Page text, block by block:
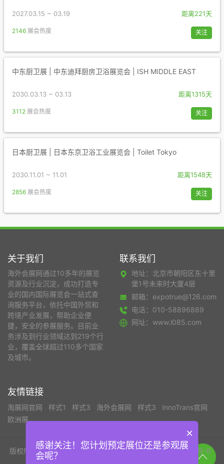
2027.03.15 ~ 03.19 距离221天
2146 展会热度 关注
中东厨卫展 | 中东迪拜厨房卫浴展览会 | ISH MIDDLE EAST
2030.03.13 ~ 03.13 距离1315天
3112 展会热度 关注
日本厨卫展 | 日本东京卫浴工业展览会 | Toilet Tokyo
2030.11.01 ~ 11.01 距离1548天
2856 展会热度 关注
关于我们
海外会展网通过10多年的展览
资源及行业沉淀，成功打造专
业的国内国际展览会一站式查
询服务平台，依托中国外贸和
跨境产业发展，帮助企业便
捷，安全的参展服务。目前业
务涉及到行业领域达到219个行
业，覆盖全球超过110多个国家
及城市。
联系我们
地址：北京市朝阳区东十里
堡1号未来时大厦4层
邮箱：expotrue@126.com
电话：010-58896889
网址：www.l085.com
友情链接
淘展网官网 样式1 样式3 海外会展网 样式3
InnoTrans官网
欧洲展
版权所有©北京淘展网国际展览有限公司京ICP备19050419号-6
×
感谢关注！您计划预定展位还是参观展
会呢？